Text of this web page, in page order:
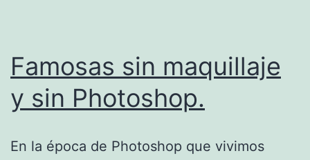
Famosas sin maquillaje
y sin Photoshop.
En la época de Photoshop que vivimos